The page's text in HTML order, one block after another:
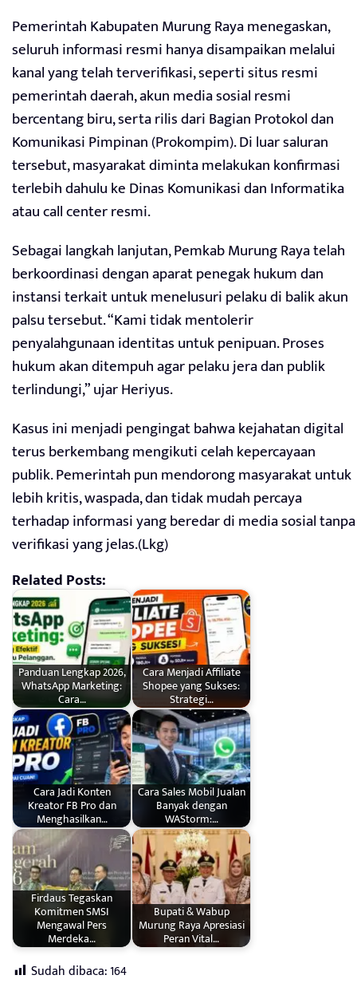
Pemerintah Kabupaten Murung Raya menegaskan,
seluruh informasi resmi hanya disampaikan melalui
kanal yang telah terverifikasi, seperti situs resmi
pemerintah daerah, akun media sosial resmi
bercentang biru, serta rilis dari Bagian Protokol dan
Komunikasi Pimpinan (Prokompim). Di luar saluran
tersebut, masyarakat diminta melakukan konfirmasi
terlebih dahulu ke Dinas Komunikasi dan Informatika
atau call center resmi.
Sebagai langkah lanjutan, Pemkab Murung Raya telah
berkoordinasi dengan aparat penegak hukum dan
instansi terkait untuk menelusuri pelaku di balik akun
palsu tersebut. “Kami tidak mentolerir
penyalahgunaan identitas untuk penipuan. Proses
hukum akan ditempuh agar pelaku jera dan publik
terlindungi,” ujar Heriyus.
Kasus ini menjadi pengingat bahwa kejahatan digital
terus berkembang mengikuti celah kepercayaan
publik. Pemerintah pun mendorong masyarakat untuk
lebih kritis, waspada, dan tidak mudah percaya
terhadap informasi yang beredar di media sosial tanpa
verifikasi yang jelas.(Lkg)
Related Posts:
Panduan Lengkap 2026,
WhatsApp Marketing:
Cara…
Cara Menjadi Affiliate
Shopee yang Sukses:
Strategi…
Cara Jadi Konten
Kreator FB Pro dan
Menghasilkan…
Cara Sales Mobil Jualan
Banyak dengan
WAStorm:…
Firdaus Tegaskan
Komitmen SMSI
Mengawal Pers
Merdeka…
Bupati & Wabup
Murung Raya Apresiasi
Peran Vital…
Sudah dibaca:164